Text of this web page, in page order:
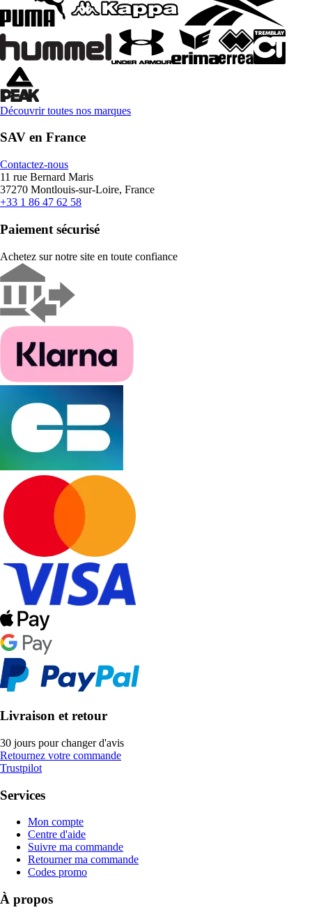
Découvrir toutes nos marques
SAV en France
Contactez-nous
11 rue Bernard Maris
37270 Montlouis-sur-Loire, France
+33 1 86 47 62 58
Paiement sécurisé
Achetez sur notre site en toute confiance
Livraison et retour
30 jours pour changer d'avis
Retournez votre commande
Trustpilot
Services
Mon compte
Centre d'aide
Suivre ma commande
Retourner ma commande
Codes promo
À propos